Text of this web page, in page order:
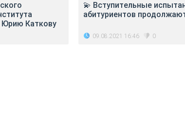
Юрию Каткову
💫 Вступительные
абитуриентов
09.08.2021 16:46 0